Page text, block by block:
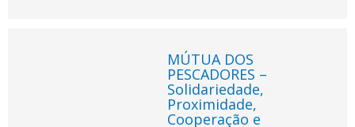
MÚTUA DOS
PESCADORES –
Solidariedade,
Proximidade,
Cooperação e